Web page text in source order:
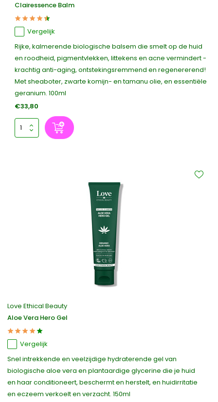
Clairessence Balm
Vergelijk
Rijke, kalmerende biologische balsem die smelt op de huid
en roodheid, pigmentvlekken, littekens en acne vermindert -
krachtig anti-aging, ontstekingsremmend en regenererend!
Met sheaboter, zwarte komijn- en tamanu olie, en essentiële
geranium. 100ml
€33,80
Love Ethical Beauty
Aloe Vera Hero Gel
Vergelijk
Snel intrekkende en veelzijdige hydraterende gel van
biologische aloe vera en plantaardige glycerine die je huid
en haar conditioneert, beschermt en herstelt, en huidirritatie
en eczeem verkoelt en verzacht. 150ml